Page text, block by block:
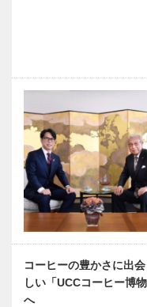
連載エッ
／喫茶
斎から
吉澤独
崎修二
こと 下
コーヒーの豊かさに出
しい「UCCコーヒー博物
へ